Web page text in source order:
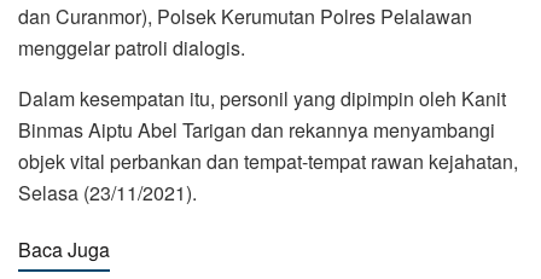
dan Curanmor), Polsek Kerumutan Polres Pelalawan
menggelar patroli dialogis.
Dalam kesempatan itu, personil yang dipimpin oleh Kanit
Binmas Aiptu Abel Tarigan dan rekannya menyambangi
objek vital perbankan dan tempat-tempat rawan kejahatan,
Selasa (23/11/2021).
Baca Juga